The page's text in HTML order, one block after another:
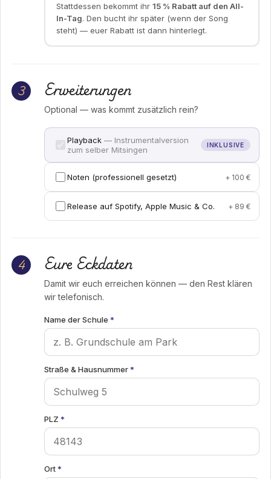
Stattdessen bekommt ihr 15 % Rabatt auf den All-
In-Tag. Den bucht ihr später (wenn der Song
steht) — euer Rabatt ist dann hinterlegt.
3 Erweiterungen
Optional — was kommt zusätzlich rein?
Playback — Instrumentalversion
zum selber Mitsingen
INKLUSIVE
Noten (professionell gesetzt) + 100 €
Release auf Spotify, Apple Music & Co. + 89 €
4 Eure Eckdaten
Damit wir euch erreichen können — den Rest klären
wir telefonisch.
Name der Schule *
Straße & Hausnummer*
PLZ *
Ort*